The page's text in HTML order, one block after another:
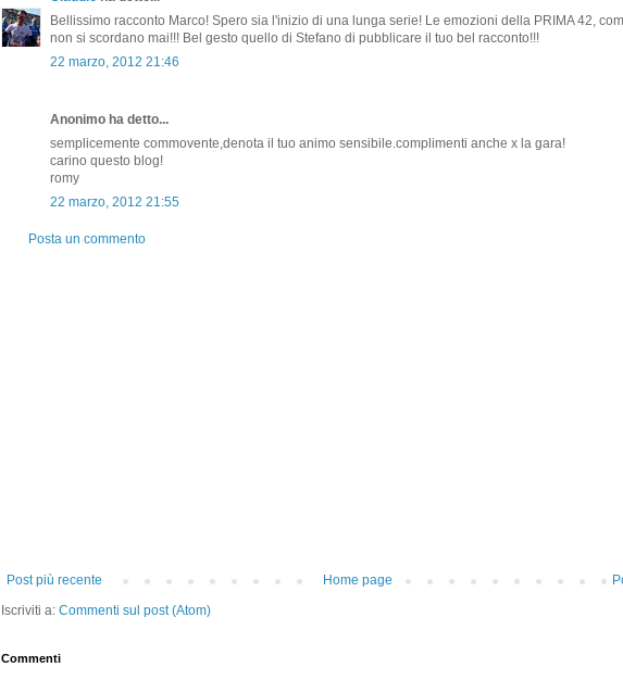
Bellissimo racconto Marco! Spero sia l'inizio di una lunga serie! Le emozioni della PRIMA 42,
non si scordano mai!!! Bel gesto quello di Stefano di pubblicare il tuo bel racconto!!!
22 marzo, 2012 21:46
Anonimo ha detto...
semplicemente commovente,denota il tuo animo sensibile.complimenti anche x la gara!
carino questo blog!
romy
22 marzo, 2012 21:55
Posta un commento
Post più recente
Home page
Iscriviti a: Commenti sul post (Atom)
Commenti